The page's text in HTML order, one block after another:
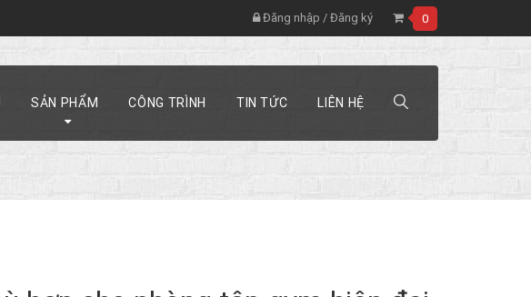
Đăng nhập / Đăng ký 0
SẢN PHẨM CÔNG TRÌNH TIN TỨC LIÊN HỆ